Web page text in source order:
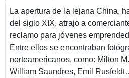
La apertura de la lejana China,
del siglo XIX, atrajo a
reclamo para jóvenes
Entre ellos se encontraban
norteamericanos, como: Milton
William Saundres, Emil